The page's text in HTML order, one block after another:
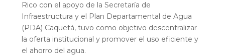
Rico con el apoyo de la Secretaría de
Infraestructura y el Plan Departamental de Agua
(PDA) Caquetá, tuvo como objetivo descentralizar
la oferta institucional y promover el uso eficiente y
el ahorro del agua.